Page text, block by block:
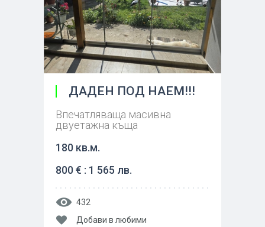
ДАДЕН ПОД НАЕМ!!!
Впечатляваща масивна
двуетажна къща
180 кв.м.
800 € : 1 565 лв.
432
Добави в любими